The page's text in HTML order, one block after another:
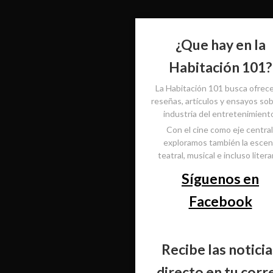
¿Que hay en la
Habitación 101?
La Habitación 101 busca
reseñas, artículos y ensayos
industria del
Con el cine como eje
exploramos también la
teatral, musical e incluso
Síguenos en
Facebook
Recibe las